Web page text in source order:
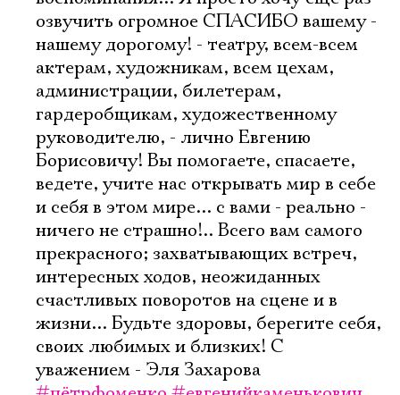
озвучить огромное СПАСИБО вашему -
нашему дорогому! - театру, всем-всем
актерам, художникам, всем цехам,
администрации, билетерам,
гардеробщикам, художественному
руководителю, - лично Евгению
Борисовичу! Вы помогаете, спасаете,
ведете, учите нас открывать мир в себе
и себя в этом мире... с вами - реально -
ничего не страшно!.. Всего вам самого
прекрасного; захватывающих встреч,
интересных ходов, неожиданных
счастливых поворотов на сцене и в
жизни... Будьте здоровы, берегите себя,
своих любимых и близких! С
уважением - Эля Захарова